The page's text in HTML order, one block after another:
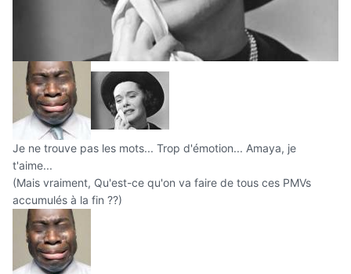
Je ne trouve pas les mots... Trop d'émotion... Amaya, je
t'aime...
(Mais vraiment, Qu'est-ce qu'on va faire de tous ces PMVs
accumulés à la fin ??)